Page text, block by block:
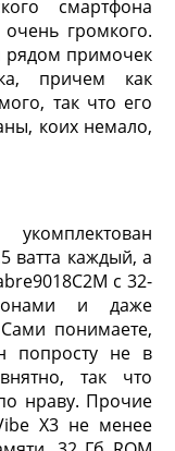
смартфона
громкого.
рядом примочек
причем как
так что его
коих немало,
ватта каждый, а
с 32-
и даже
понимаете,
попросту не в
так что
нраву. Прочие
X3 не менее